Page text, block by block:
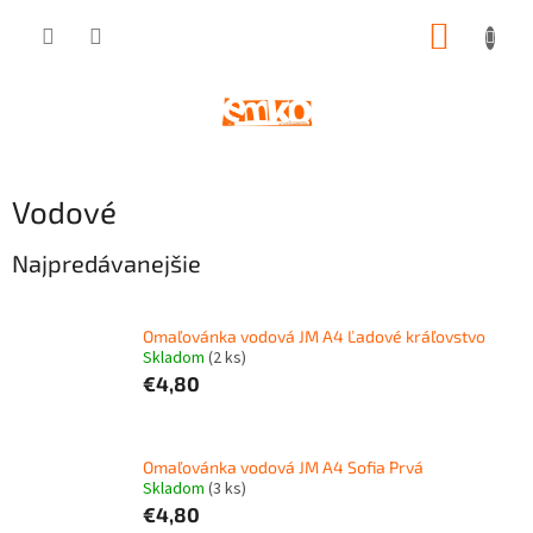
Vodové
Najpredávanejšie
Omaľovánka vodová JM A4 Ľadové kráľovstvo
Skladom (2 ks)
€4,80
Omaľovánka vodová JM A4 Sofia Prvá
Skladom (3 ks)
€4,80